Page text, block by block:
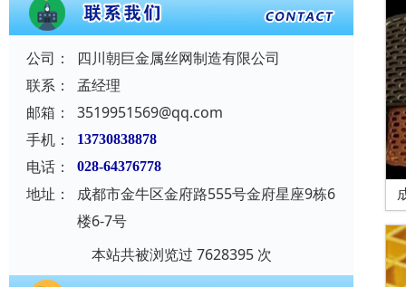
公司：
四川朝巨金属丝网制造有限公司
联系：
孟经理
邮箱：
3519951569@qq.com
手机：
13730838878
电话： 028-64376778
地址：
成都市金牛区金府路555号金府星座9栋6
楼6-7号
本站共被浏览过 7628395 次